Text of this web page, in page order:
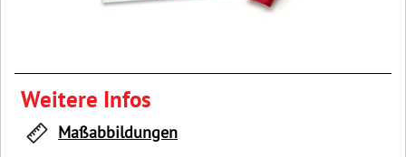
Weitere Infos
Maßabbildungen